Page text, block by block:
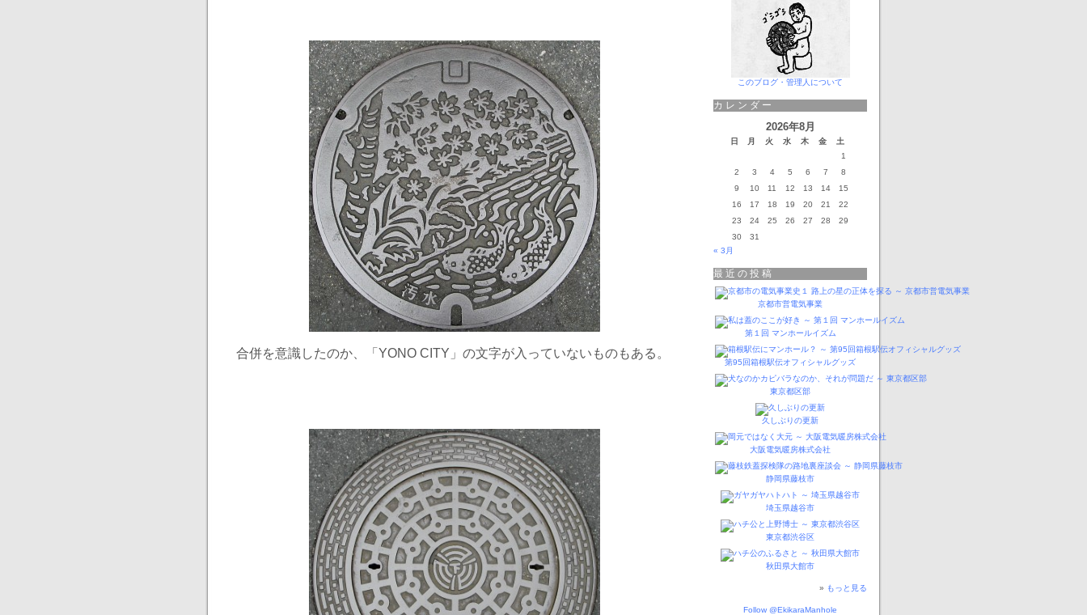
合併を意識したのか、「YONO CITY」の文字が入っていないものもある。
このブログ・管理人について
カレンダー
2026年8月
日 月 火 水 木 金
土
1
2
3 4 5 6 7
8
9
10 11 12 13 14
15
16
17 18 19 20 21
22
23
24 25 26 27 28
29
30
31
« 3月
最近の投稿
京都市営電気事業
第１回 マンホールイズム
第95回箱根駅伝オフィシャルグッズ
東京都区部
久しぶりの更新
大阪電気暖房株式会社
静岡県藤枝市
埼玉県越谷市
東京都渋谷区
秋田県大館市
» もっと見る
Follow @EkikaraManhole